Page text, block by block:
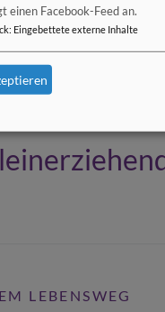
offene Kirchen
LEBENSWEG
einen Facebook-Feed an.
: Eingebettete externe Inhalte